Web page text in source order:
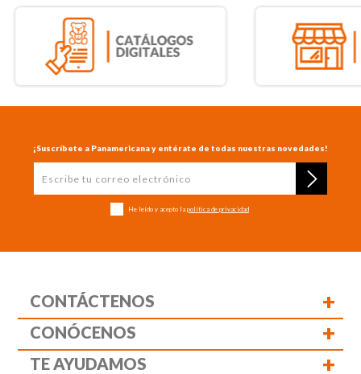
¡Suscríbete a Panamericana y entérate de todas nuestras novedades!
He leído y acepto la política de privacidad
CONTÁCTENOS +
CONÓCENOS +
TE AYUDAMOS +